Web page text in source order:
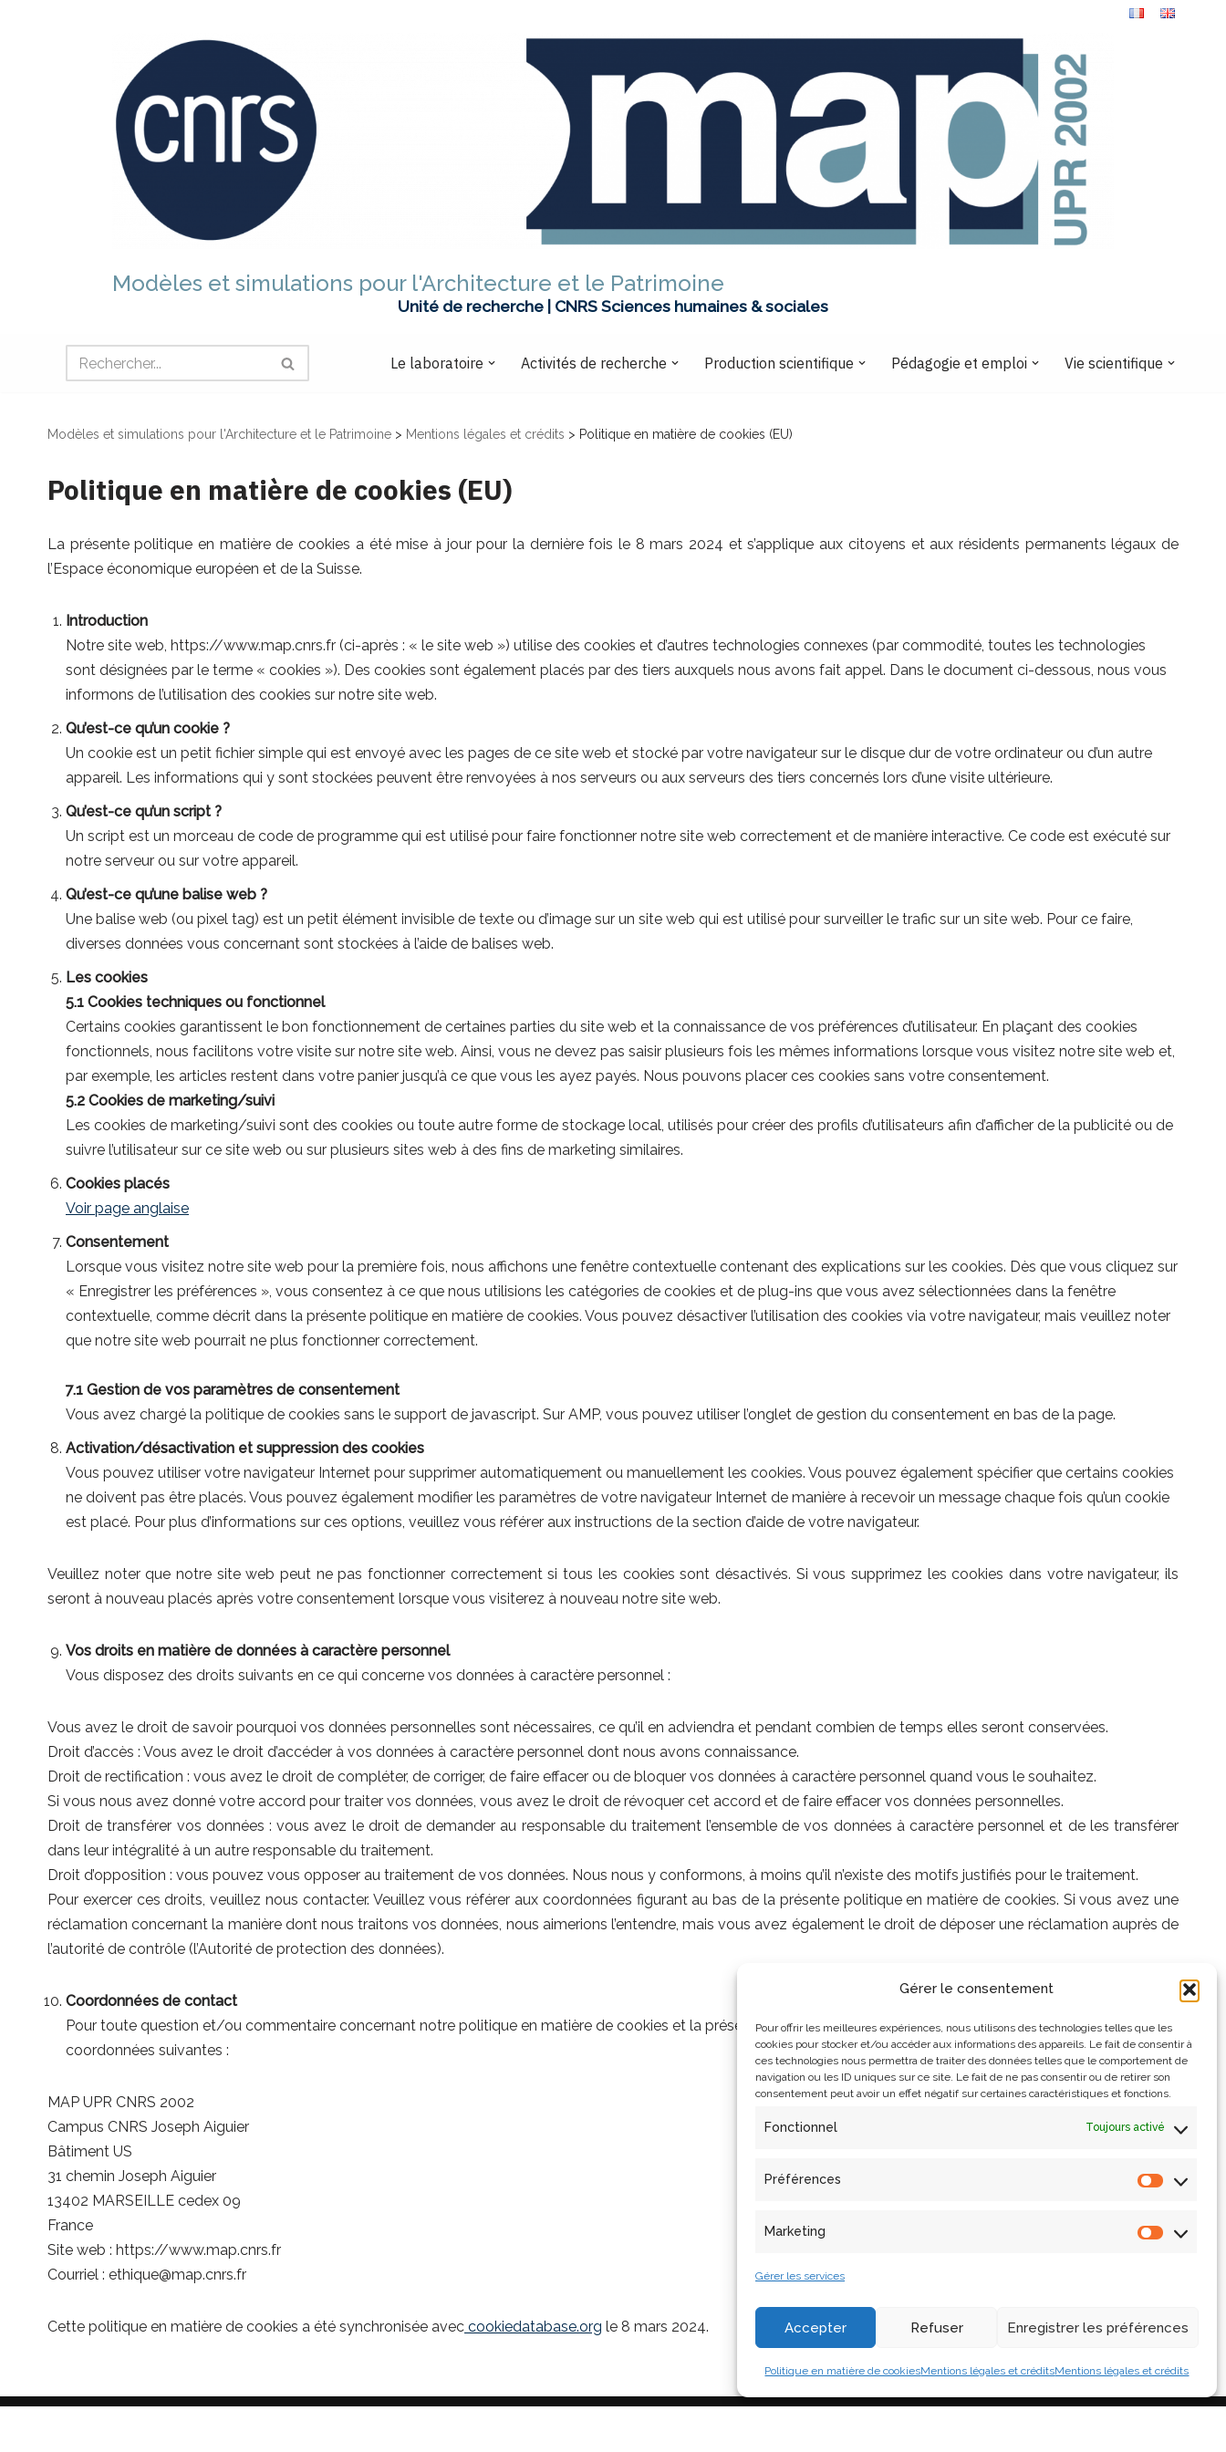
Gérer le consentement
Pour offrir les meilleures expériences, nous utilisons des technologies telles que les
cookies pour stocker et/ou accéder aux informations des appareils. Le fait de consentir à
ces technologies nous permettra de traiter des données telles que le comportement de
navigation ou les ID uniques sur ce site. Le fait de ne pas consentir ou de retirer son
consentement peut avoir un effet négatif sur certaines caractéristiques et fonctions.
Fonctionnel Toujours activé
Préférences
Marketing
Gérer les services
Accepter Refuser Enregistrer les préférences
Politique en matière de cookiesMentions légales et créditsMentions légales et crédits
Modèles et simulations pour l'Architecture et le Patrimoine
Unité de recherche | CNRS Sciences humaines & sociales
Le laboratoire Activités de recherche Production scientifique Pédagogie et emploi Vie scientifique
Modèles et simulations pour l'Architecture et le Patrimoine > Mentions légales et crédits > Politique en matière de cookies (EU)
Politique en matière de cookies (EU)
La présente politique en matière de cookies a été mise à jour pour la dernière fois le 8 mars 2024 et s’applique aux citoyens et aux résidents permanents légaux de
l’Espace économique européen et de la Suisse.
Introduction
Notre site web, https://www.map.cnrs.fr (ci-après : « le site web ») utilise des cookies et d’autres technologies connexes (par commodité, toutes les technologies
sont désignées par le terme « cookies »). Des cookies sont également placés par des tiers auxquels nous avons fait appel. Dans le document ci-dessous, nous vous
informons de l’utilisation des cookies sur notre site web.
Qu’est-ce qu’un cookie ?
Un cookie est un petit fichier simple qui est envoyé avec les pages de ce site web et stocké par votre navigateur sur le disque dur de votre ordinateur ou d’un autre
appareil. Les informations qui y sont stockées peuvent être renvoyées à nos serveurs ou aux serveurs des tiers concernés lors d’une visite ultérieure.
Qu’est-ce qu’un script ?
Un script est un morceau de code de programme qui est utilisé pour faire fonctionner notre site web correctement et de manière interactive. Ce code est exécuté sur
notre serveur ou sur votre appareil.
Qu’est-ce qu’une balise web ?
Une balise web (ou pixel tag) est un petit élément invisible de texte ou d’image sur un site web qui est utilisé pour surveiller le trafic sur un site web. Pour ce faire,
diverses données vous concernant sont stockées à l’aide de balises web.
Les cookies
5.1 Cookies techniques ou fonctionnel
Certains cookies garantissent le bon fonctionnement de certaines parties du site web et la connaissance de vos préférences d’utilisateur. En plaçant des cookies
fonctionnels, nous facilitons votre visite sur notre site web. Ainsi, vous ne devez pas saisir plusieurs fois les mêmes informations lorsque vous visitez notre site web et,
par exemple, les articles restent dans votre panier jusqu’à ce que vous les ayez payés. Nous pouvons placer ces cookies sans votre consentement.
5.2 Cookies de marketing/suivi
Les cookies de marketing/suivi sont des cookies ou toute autre forme de stockage local, utilisés pour créer des profils d’utilisateurs afin d’afficher de la publicité ou de
suivre l’utilisateur sur ce site web ou sur plusieurs sites web à des fins de marketing similaires.
Cookies placés
Voir page anglaise
Consentement
Lorsque vous visitez notre site web pour la première fois, nous affichons une fenêtre contextuelle contenant des explications sur les cookies. Dès que vous cliquez sur
« Enregistrer les préférences », vous consentez à ce que nous utilisions les catégories de cookies et de plug-ins que vous avez sélectionnées dans la fenêtre
contextuelle, comme décrit dans la présente politique en matière de cookies. Vous pouvez désactiver l’utilisation des cookies via votre navigateur, mais veuillez noter
que notre site web pourrait ne plus fonctionner correctement.
7.1 Gestion de vos paramètres de consentement
Vous avez chargé la politique de cookies sans le support de javascript. Sur AMP, vous pouvez utiliser l’onglet de gestion du consentement en bas de la page.
Activation/désactivation et suppression des cookies
Vous pouvez utiliser votre navigateur Internet pour supprimer automatiquement ou manuellement les cookies. Vous pouvez également spécifier que certains cookies
ne doivent pas être placés. Vous pouvez également modifier les paramètres de votre navigateur Internet de manière à recevoir un message chaque fois qu’un cookie
est placé. Pour plus d’informations sur ces options, veuillez vous référer aux instructions de la section d’aide de votre navigateur.
Veuillez noter que notre site web peut ne pas fonctionner correctement si tous les cookies sont désactivés. Si vous supprimez les cookies dans votre navigateur, ils
seront à nouveau placés après votre consentement lorsque vous visiterez à nouveau notre site web.
Vos droits en matière de données à caractère personnel
Vous disposez des droits suivants en ce qui concerne vos données à caractère personnel :
Vous avez le droit de savoir pourquoi vos données personnelles sont nécessaires, ce qu’il en adviendra et pendant combien de temps elles seront conservées.
Droit d’accès : Vous avez le droit d’accéder à vos données à caractère personnel dont nous avons connaissance.
Droit de rectification : vous avez le droit de compléter, de corriger, de faire effacer ou de bloquer vos données à caractère personnel quand vous le souhaitez.
Si vous nous avez donné votre accord pour traiter vos données, vous avez le droit de révoquer cet accord et de faire effacer vos données personnelles.
Droit de transférer vos données : vous avez le droit de demander au responsable du traitement l’ensemble de vos données à caractère personnel et de les transférer
dans leur intégralité à un autre responsable du traitement.
Droit d’opposition : vous pouvez vous opposer au traitement de vos données. Nous nous y conformons, à moins qu’il n’existe des motifs justifiés pour le traitement.
Pour exercer ces droits, veuillez nous contacter. Veuillez vous référer aux coordonnées figurant au bas de la présente politique en matière de cookies. Si vous avez une
réclamation concernant la manière dont nous traitons vos données, nous aimerions l’entendre, mais vous avez également le droit de déposer une réclamation auprès de
l’autorité de contrôle (l’Autorité de protection des données).
Coordonnées de contact
Pour toute question et/ou commentaire concernant notre politique en matière de cookies et la présente déclaration, veuillez nous contacter en utilisant les
coordonnées suivantes :
MAP UPR CNRS 2002
Campus CNRS Joseph Aiguier
Bâtiment US
31 chemin Joseph Aiguier
13402 MARSEILLE cedex 09
France
Site web : https://www.map.cnrs.fr
Courriel : ethique@map.cnrs.fr
Cette politique en matière de cookies a été synchronisée avec cookiedatabase.org le 8 mars 2024.